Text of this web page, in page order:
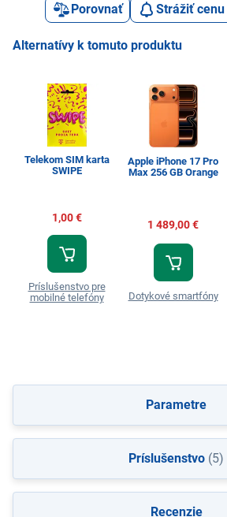
Porovnať Strážiť
Alternatívy k tomuto produktu
Telekom SIM karta
SWIPE
1,00 €
Príslušenstvo pre
mobilné telefóny
Apple iPhone 17 Pro
Max 256 GB Orange
1 489,00 €
Dotykové smartfóny
Parametre
Príslušenstvo (5)
Recenzie